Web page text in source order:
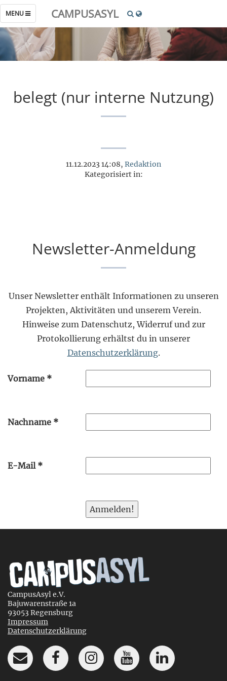
TOGGLE
NAVIGATION
MENU CAMPUSASYL
belegt (nur interne Nutzung)
11.12.2023 14:08, Redaktion
Kategorisiert in:
Newsletter-Anmeldung
Unser Newsletter enthält Informationen zu unseren
Projekten, Aktivitäten und unserem Verein.
Hinweise zum Datenschutz, Widerruf und zur
Protokollierung erhältst du in unserer
Datenschutzerklärung.
Vorname *
Nachname *
E-Mail *
CampusAsyl e.V.
Bajuwarenstraße 1a
93053 Regensburg
Impressum
Datenschutzerklärung